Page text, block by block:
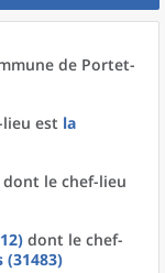
de Portet-
est la
dont le chef-lieu
dont le chef-
(31483)